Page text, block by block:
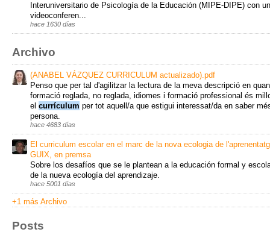
Interuniversitario de Psicología de la Educación (MIPE-DIPE) con
videoconferen...
hace 1630 días
Archivo
(ANABEL VÁZQUEZ CURRICULUM actualizado).pdf
Penso que per tal d'agilitzar la lectura de la meva descripció en
formació reglada, no reglada, idiomes i formació professional és
el currículum per tot aquell/a que estigui interessat/da en saber
persona.
hace 4683 días
El curriculum escolar en el marc de la nova ecologia de
GUIX, en premsa
Sobre los desafíos que se le plantean a la educación formal y
de la nueva ecología del aprendizaje.
hace 5001 días
+1 más Archivo
Posts